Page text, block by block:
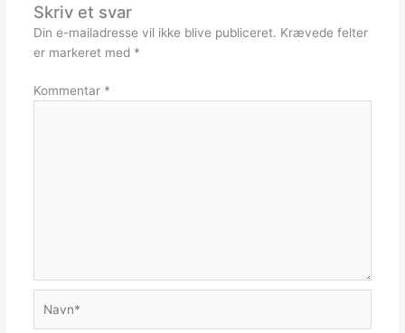
Skriv et svar
Din e-mailadresse vil ikke blive publiceret. Krævede felter
er markeret med *
Kommentar *